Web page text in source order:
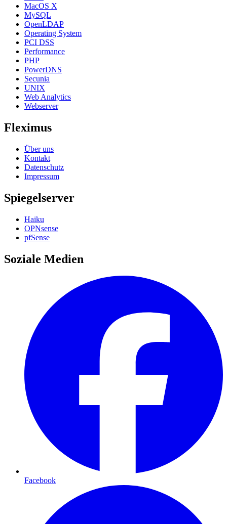
MacOS X
MySQL
OpenLDAP
Operating System
PCI DSS
Performance
PHP
PowerDNS
Secunia
UNIX
Web Analytics
Webserver
Fleximus
Über uns
Kontakt
Datenschutz
Impressum
Spiegelserver
Haiku
OPNsense
pfSense
Soziale Medien
Facebook